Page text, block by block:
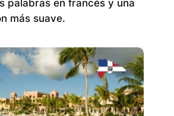
palabras en francés y una
más suave.